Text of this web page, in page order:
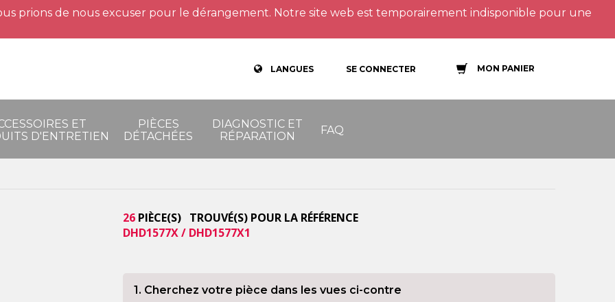
prions de nous excuser pour le dérangement. Notre site web est temporairement indisponible pour une
LANGUES SE CONNECTER MON PANIER
ET
D'ENTRETIEN
PIÈCES
DÉTACHÉES
DIAGNOSTIC ET
RÉPARATION
FAQ
26 PIÈCE(S) TROUVÉ(S) POUR LA RÉFÉRENCE
DHD1577X / DHD1577X1
1. Cherchez votre pièce dans les vues ci-contre